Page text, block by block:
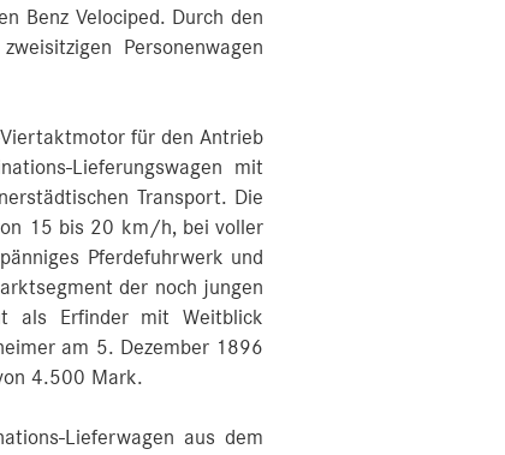
Benz Velociped. Durch den
Personenwagen
für den Antrieb
Lieferungswagen mit
Transport. Die
15 bis 20 km/h, bei voller
Pferdefuhrwerk und
der noch jungen
als Erfinder mit Weitblick
am 5. Dezember 1896
4.500 Mark.
Lieferwagen aus dem